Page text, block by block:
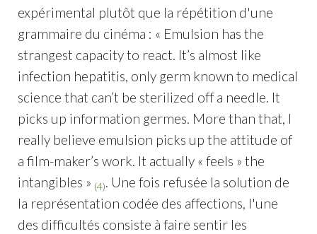
expérimental plutôt que la répétition d'une
grammaire du cinéma : « Emulsion has the
strangest capacity to react. It’s almost like
infection hepatitis, only germ known to medical
science that can’t be sterilized off a needle. It
picks up information germes. More than that, I
really believe emulsion picks up the attitude of
a film-maker’s work. It actually « feels » the
intangibles » (4). Une fois refusée la solution de
la représentation codée des affections, l'une
des difficultés consiste à faire sentir les